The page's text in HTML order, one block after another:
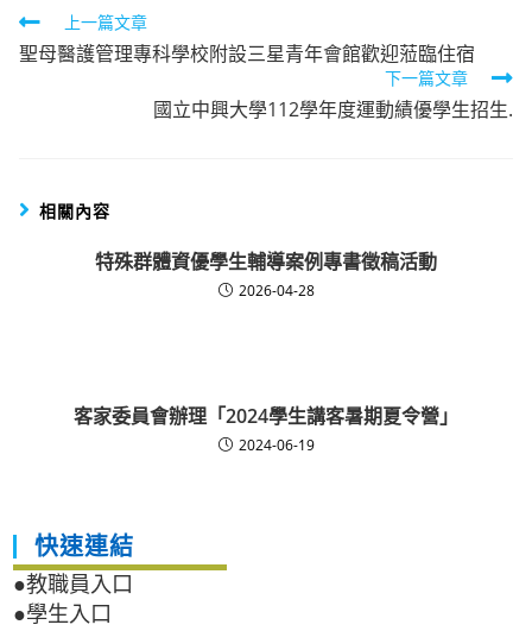
Read
more
上一篇文章
聖母醫護管理專科學校附設三星青年會館歡迎蒞臨住宿
下一篇文章
國立中興大學112學年度運動績優學生招生.
相關內容
特殊群體資優學生輔導案例專書徵稿活動
2026-04-28
客家委員會辦理「2024學生講客暑期夏令營」
2024-06-19
快速連結
●教職員入口
●學生入口